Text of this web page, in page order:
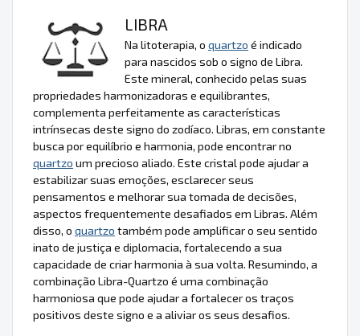
LIBRA
Na litoterapia, o quartzo é indicado
para nascidos sob o signo de Libra.
Este mineral, conhecido pelas suas
propriedades harmonizadoras e equilibrantes,
complementa perfeitamente as características
intrínsecas deste signo do zodíaco. Libras, em constante
busca por equilíbrio e harmonia, pode encontrar no
quartzo um precioso aliado. Este cristal pode ajudar a
estabilizar suas emoções, esclarecer seus
pensamentos e melhorar sua tomada de decisões,
aspectos frequentemente desafiados em Libras. Além
disso, o quartzo também pode amplificar o seu sentido
inato de justiça e diplomacia, fortalecendo a sua
capacidade de criar harmonia à sua volta. Resumindo, a
combinação Libra-Quartzo é uma combinação
harmoniosa que pode ajudar a fortalecer os traços
positivos deste signo e a aliviar os seus desafios.